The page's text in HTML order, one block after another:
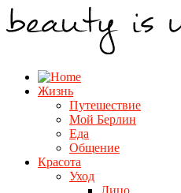
Жизнь
Путешествие
Мой Берлин
Еда
Общение
Красота
Уход
Лицо